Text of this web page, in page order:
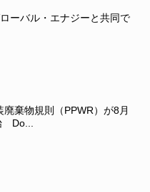
ーバル・エナジーと共同で
廃棄物規則（PPWR）が8月
Do...